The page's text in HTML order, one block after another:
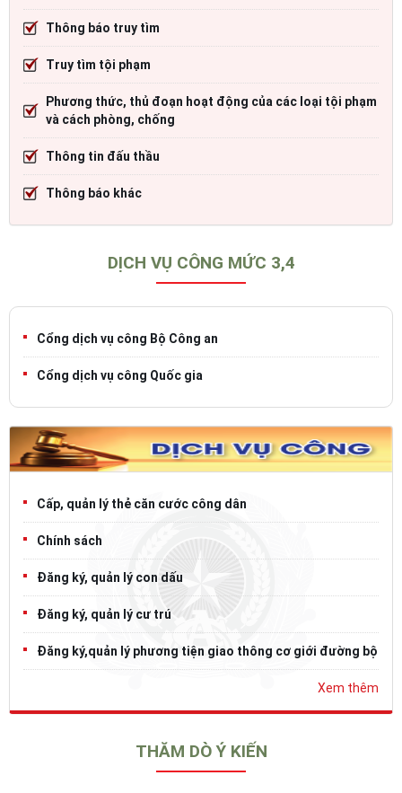
Thông báo truy tìm
Truy tìm tội phạm
Phương thức, thủ đoạn hoạt động của các loại tội phạm
và cách phòng, chống
Thông tin đấu thầu
Thông báo khác
DỊCH VỤ CÔNG MỨC 3,4
Cổng dịch vụ công Bộ Công an
Cổng dịch vụ công Quốc gia
Cấp, quản lý thẻ căn cước công dân
Chính sách
Đăng ký, quản lý con dấu
Đăng ký, quản lý cư trú
Đăng ký,quản lý phương tiện giao thông cơ giới đường bộ
Xem thêm
THĂM DÒ Ý KIẾN